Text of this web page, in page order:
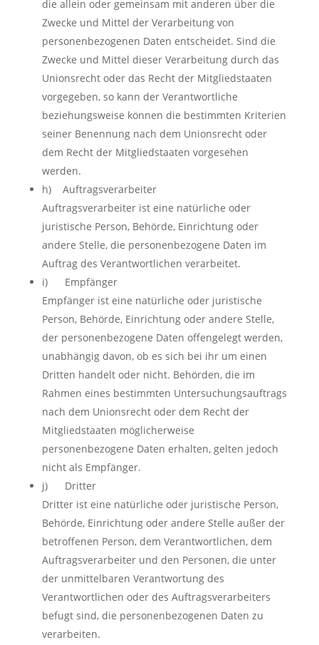
die allein oder gemeinsam mit anderen über die
Zwecke und Mittel der Verarbeitung von
personenbezogenen Daten entscheidet. Sind die
Zwecke und Mittel dieser Verarbeitung durch das
Unionsrecht oder das Recht der Mitgliedstaaten
vorgegeben, so kann der Verantwortliche
beziehungsweise können die bestimmten Kriterien
seiner Benennung nach dem Unionsrecht oder
dem Recht der Mitgliedstaaten vorgesehen
werden.
h) Auftragsverarbeiter
Auftragsverarbeiter ist eine natürliche oder
juristische Person, Behörde, Einrichtung oder
andere Stelle, die personenbezogene Daten im
Auftrag des Verantwortlichen verarbeitet.
i) Empfänger
Empfänger ist eine natürliche oder juristische
Person, Behörde, Einrichtung oder andere Stelle,
der personenbezogene Daten offengelegt werden,
unabhängig davon, ob es sich bei ihr um einen
Dritten handelt oder nicht. Behörden, die im
Rahmen eines bestimmten Untersuchungsauftrags
nach dem Unionsrecht oder dem Recht der
Mitgliedstaaten möglicherweise
personenbezogene Daten erhalten, gelten jedoch
nicht als Empfänger.
j) Dritter
Dritter ist eine natürliche oder juristische Person,
Behörde, Einrichtung oder andere Stelle außer der
betroffenen Person, dem Verantwortlichen, dem
Auftragsverarbeiter und den Personen, die unter
der unmittelbaren Verantwortung des
Verantwortlichen oder des Auftragsverarbeiters
befugt sind, die personenbezogenen Daten zu
verarbeiten.